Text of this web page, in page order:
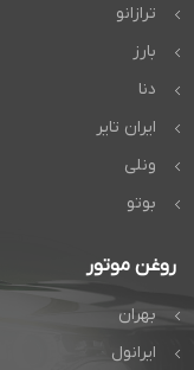
ترازانو
بارز
دنا
ایران تایر
ونلی
بوتو
روغن موتور
بهران
ایرانول